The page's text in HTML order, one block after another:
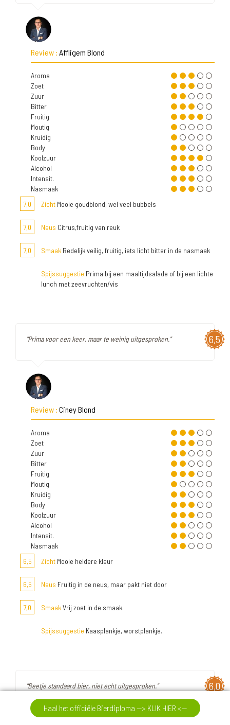
Review : Affligem Blond
Aroma
Zoet
Zuur
Bitter
Fruitig
Moutig
Kruidig
Body
Koolzuur
Alcohol
Intensit.
Nasmaak
7,0
Zicht Mooie goudblond, wel veel bubbels
7,0 Neus Citrus,fruitig van reuk
7,0 Smaak Redelijk veilig, fruitig, iets licht bitter in de nasmaak
Spijssuggestie Prima bij een maaltijdsalade of bij een lichte
lunch met zeevruchten/vis
6,5
"Prima voor een keer, maar te weinig uitgesproken."
Review : Ciney Blond
Aroma
Zoet
Zuur
Bitter
Fruitig
Moutig
Kruidig
Body
Koolzuur
Alcohol
Intensit.
Nasmaak
6,5
Zicht Mooie heldere kleur
6,5 Neus Fruitig in de neus, maar pakt niet door
7,0 SmaakVrij zoet in de smaak.
Spijssuggestie Kaasplankje, worstplankje.
6,0
"Beetje standaard bier, niet echt uitgesproken."
Haal het officiële Bierdiploma --> KLIK HIER <--